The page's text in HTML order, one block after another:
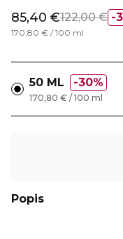
85,40 €122,00 €
170,80 € / 100 ml
50 ML 30%
170,80 € / 100 ml
Popis